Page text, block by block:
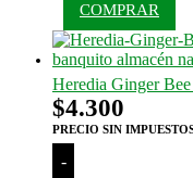
COMPRAR
Heredia Ginger
$4.300
PRECIO SIN
-